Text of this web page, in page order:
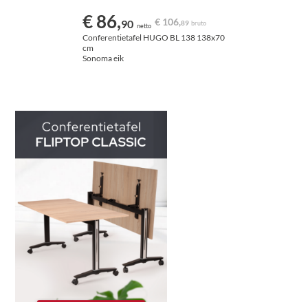
€ 86,90 netto € 106,89 bruto
Conferentietafel HUGO BL 138 138x70
cm
Sonoma eik